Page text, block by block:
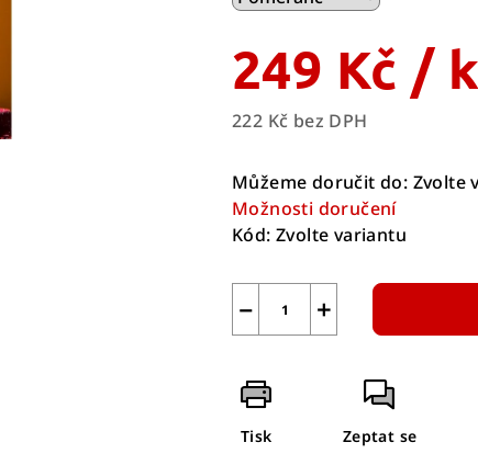
249 Kč /
222 Kč bez DPH
cena:
Můžeme doručit do: Zvolte
Možnosti doručení
Kód: Zvolte variantu
+
−
Tisk Zeptat se